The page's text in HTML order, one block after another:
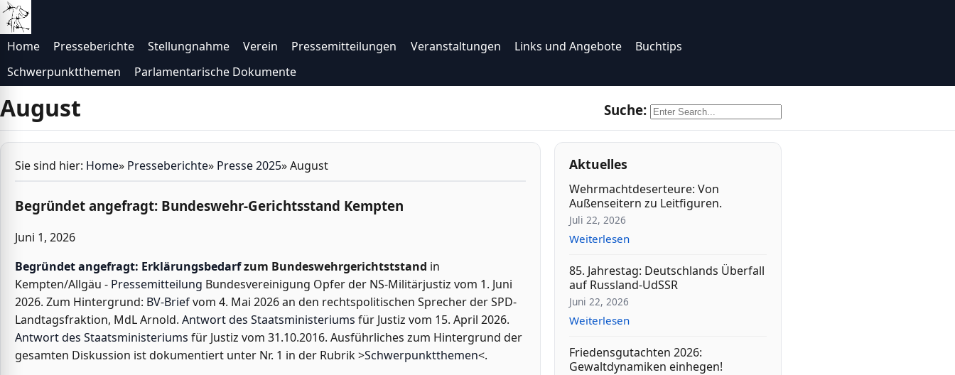
Direkt zur Navigation
Direkt zum Inhalt
Home Presseberichte Stellungnahme Verein Pressemitteilungen Veranstaltungen Links und Angebote
Buchtips
Schwerpunktthemen
Parlamentarische Dokumente
August Suche:
Sie sind hier: Home» Presseberichte» Presse 2025»August
Begründet angefragt: Bundeswehr-Gerichtsstand Kempten
Juni 1, 2026
Begründet angefragt: Erklärungsbedarfzum Bundeswehrgerichtststand in
Kempten/Allgäu - Pressemitteilung Bundesvereinigung Opfer der NS-Militärjustiz vom 1. Juni
2026. Zum Hintergrund: BV-Briefvom 4. Mai 2026 an den rechtspolitischen Sprecher der SPD-
Landtagsfraktion, MdL Arnold.Antwort des Staatsministeriums für Justiz vom 15. April 2026.
Antwort des Staatsministeriums für Justiz vom 31.10.2016. Ausführliches zum Hintergrund der
gesamten Diskussion ist dokumentiert unter Nr. 1 in der Rubrik >Schwerpunktthemen<.
Aktuelles
Wehrmachtdeserteure: Von
Außenseitern zu Leitfiguren.
Juli 22, 2026
Weiterlesen
85. Jahrestag: Deutschlands Überfall
auf Russland-UdSSR
Juni 22, 2026
Weiterlesen
Friedensgutachten 2026:
Gewaltdynamiken einhegen!